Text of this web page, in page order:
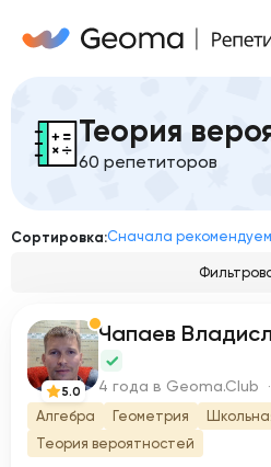
Теория
60 репетиторов
Сортировка:Сначала
Ч
5.0
Чапаев
4 года в Geoma.Club
Алгебра Геометрия
Теория вероятностей